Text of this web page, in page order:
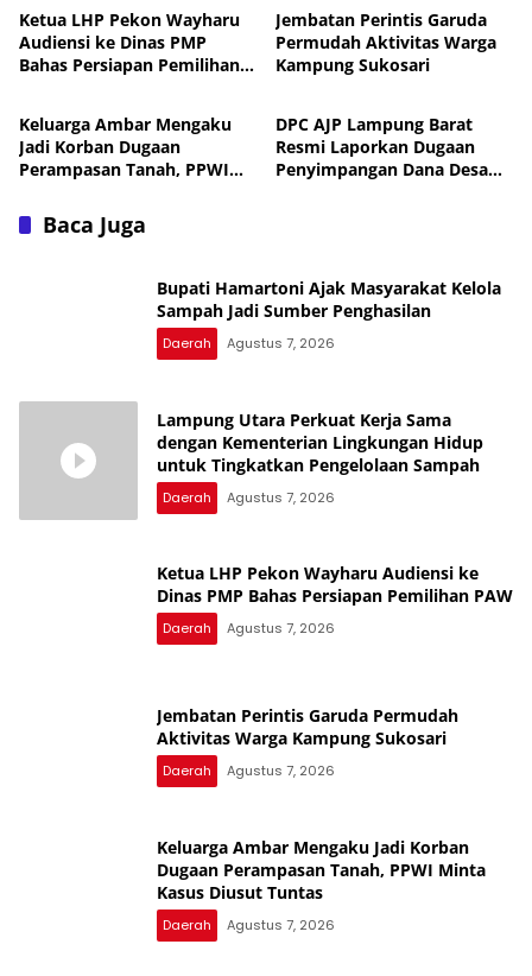
Ketua LHP Pekon Wayharu
Audiensi ke Dinas PMP
Bahas Persiapan Pemilihan
Jembatan Perintis Garuda
Permudah Aktivitas Warga
Kampung Sukosari
Daerah
Keluarga Ambar Mengaku
Jadi Korban Dugaan
Perampasan Tanah, PPWI
Daerah
DPC AJP Lampung Barat
Resmi Laporkan Dugaan
Penyimpangan Dana Desa
Baca Juga
Bupati Hamartoni Ajak Masyarakat Kelola
Sampah Jadi Sumber Penghasilan
Daerah Agustus 7, 2026
Lampung Utara Perkuat Kerja Sama
dengan Kementerian Lingkungan Hidup
untuk Tingkatkan Pengelolaan Sampah
Daerah Agustus 7, 2026
Ketua LHP Pekon Wayharu Audiensi ke
Dinas PMP Bahas Persiapan Pemilihan PAW
Daerah Agustus 7, 2026
Jembatan Perintis Garuda Permudah
Aktivitas Warga Kampung Sukosari
Daerah Agustus 7, 2026
Keluarga Ambar Mengaku Jadi Korban
Dugaan Perampasan Tanah, PPWI Minta
Kasus Diusut Tuntas
Daerah Agustus 7, 2026